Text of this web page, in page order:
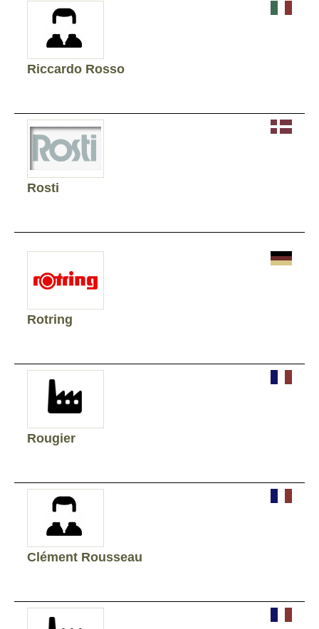
Riccardo Rosso
Rosti
Rotring
Rougier
Clément Rousseau